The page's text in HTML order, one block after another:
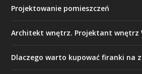
Projektowanie pomieszczeń
Architekt wnętrz. Projektant wnętrz
Dlaczego warto kupować firanki na